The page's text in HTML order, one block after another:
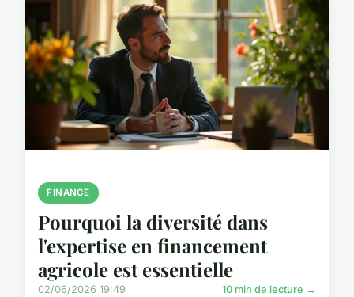
FINANCE
Pourquoi la diversité dans
l'expertise en financement
agricole est essentielle
02/06/2026 19:49 10 min de lecture →